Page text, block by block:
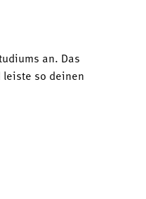
an. Das
leiste so deinen